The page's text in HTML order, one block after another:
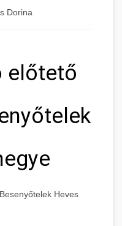
Dorina
előtető
Heves